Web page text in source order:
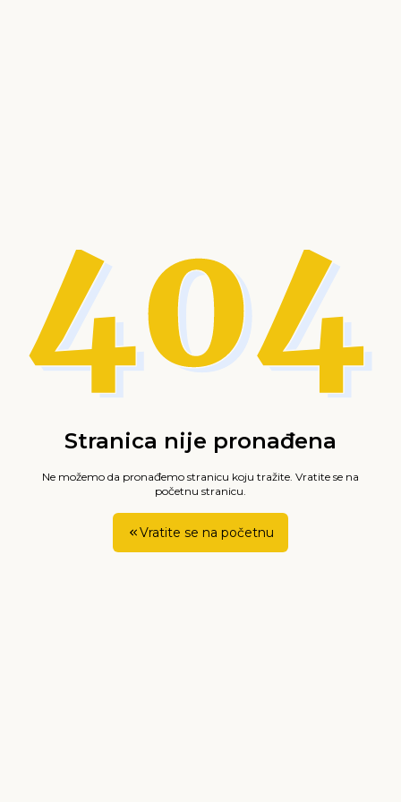
Stranica nije pronađena
Ne možemo da pronađemo stranicu koju tražite. Vratite se na
početnu stranicu.
Vratite se na početnu